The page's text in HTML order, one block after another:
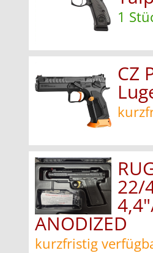
1
CZ
22/
ANODIZED
kurzfristig